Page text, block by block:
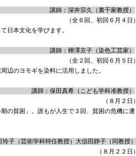
久（裏千家教授）
（全６回、初回６月４日）
日本文化を学びます。
京子（染色工芸家）
（全２回、初回６月５日）
辺のヨモギを染料に活用しました。
ども学科准教授）
（８月２日）
の貧困」。誰もが人生で３回、貧困の危機に遭
任教授）大信田静子（同教授）
（８月２２日）